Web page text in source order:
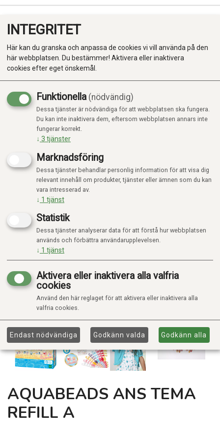
Produkter
Kategorier
Kampanj
AQUABEADS ANS TEMA
REFILL A
INTEGRITET
Här kan du granska och anpassa de cookies vi vill använda på den
här webbplatsen. Du bestämmer! Aktivera eller inaktivera
cookies efter eget önskemål.
Funktionella (nödvändig)
Dessa tjänster är nödvändiga för att webbplatsen ska fungera.
Du kan inte inaktivera dem, eftersom webbplatsen annars inte
fungerar korrekt.
↓ 3 tjänster
Marknadsföring
Dessa tjänster behandlar personlig information för att visa dig
relevant innehåll om produkter, tjänster eller ämnen som du kan
vara intresserad av.
↓ 1 tjänst
Statistik
Dessa tjänster analyserar data för att förstå hur webbplatsen
används och förbättra användarupplevelsen.
↓ 1 tjänst
Aktivera eller inaktivera alla valfria
cookies
Använd den här reglaget för att aktivera eller inaktivera alla
valfria cookies.
Endast nödvändiga Godkänn valda Godkänn alla